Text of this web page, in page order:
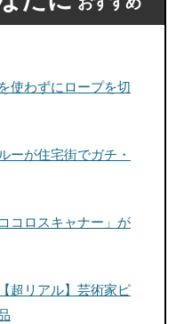
使わずにロープを切
ーが住宅街でガチ・
コロスキャナー」が
超リアル】芸術家ピ